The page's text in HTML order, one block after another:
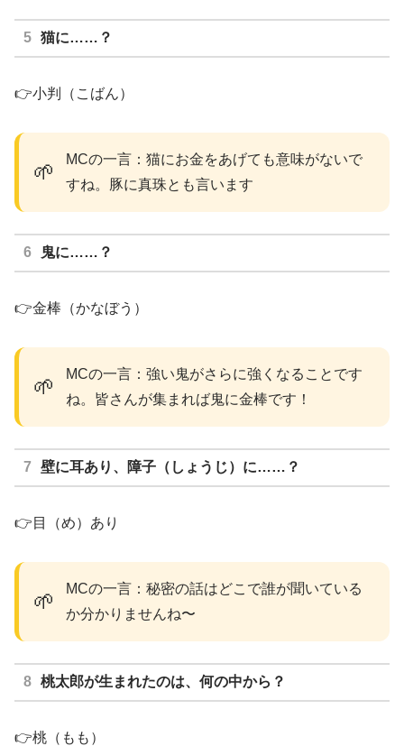
猫に……？
👉小判（こばん）
🌱
MCの一言：猫にお金をあげても意味がないで
すね。豚に真珠とも言います
鬼に……？
👉金棒（かなぼう）
🌱
MCの一言：強い鬼がさらに強くなることです
ね。皆さんが集まれば鬼に金棒です！
壁に耳あり、障子（しょうじ）に……？
👉目（め）あり
🌱
MCの一言：秘密の話はどこで誰が聞いている
か分かりませんね〜
桃太郎が生まれたのは、何の中から？
👉桃（もも）